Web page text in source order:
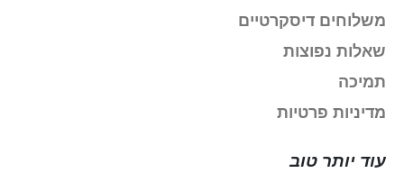
משלוחים דיסקרטיים
שאלות נפוצות
תמיכה
מדיניות פרטיות
עוד יותר טוב